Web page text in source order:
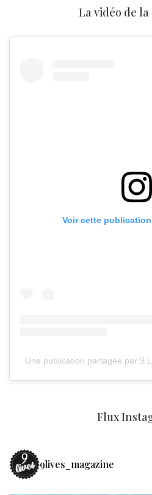
La vidéo de
Voir cette
Une publication partagée par 9
Flux
9lives_magazine